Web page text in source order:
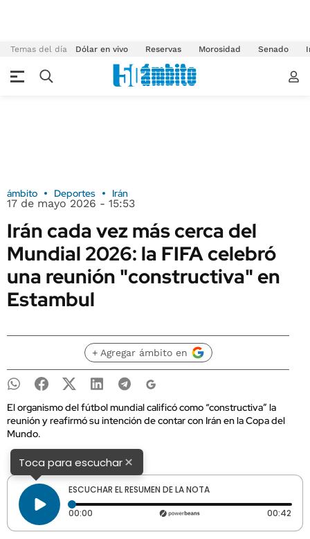
Temas del día Dólar en vivo Reservas Morosidad Senado
ámbito Deportes Irán
17 de mayo 2026 - 15:53
Irán cada vez más cerca del
Mundial 2026: la FIFA celebró
una reunión "constructiva" en
Estambul
+ Agregar ámbito en
El organismo del fútbol mundial calificó como “constructiva” la
reunión y reafirmó su intención de contar con Irán en la Copa del
Mundo.
Toca para escuchar×
ESCUCHAR EL RESUMEN DE LA NOTA
00:00 Tiempo transcurrido: 0 segundos 00:42